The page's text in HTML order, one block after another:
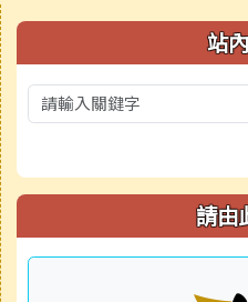
右邊區域內容 站
請由